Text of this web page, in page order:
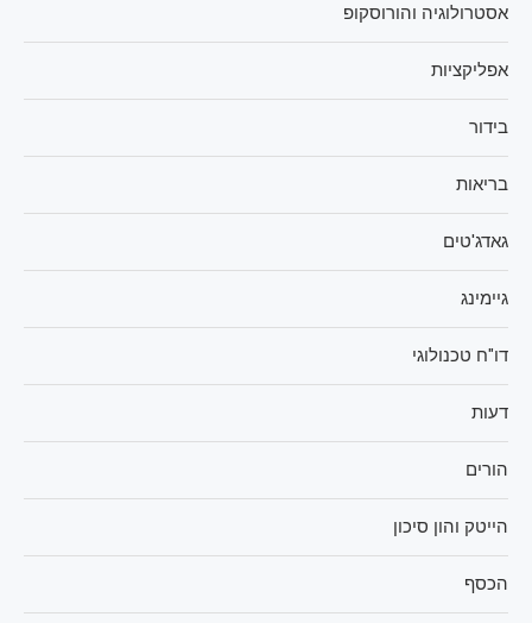
אסטרולוגיה והורוסקופ
אפליקציות
בידור
בריאות
גאדג'טים
גיימינג
דו"ח טכנולוגי
דעות
הורים
הייטק והון סיכון
הכסף